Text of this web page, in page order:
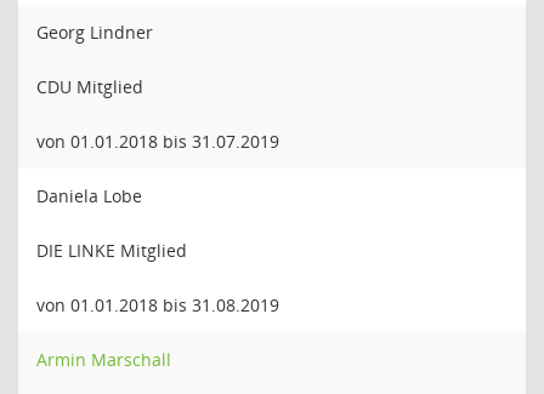
Georg Lindner
CDU Mitglied
von 01.01.2018 bis 31.07.2019
Daniela Lobe
DIE LINKE Mitglied
von 01.01.2018 bis 31.08.2019
Armin Marschall